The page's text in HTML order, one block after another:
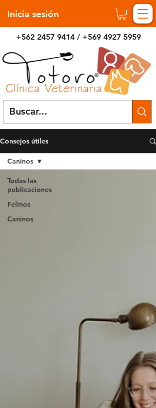
Inicia sesión
+562 2457 9414 / +569 4927 5959
Consejos útiles
Todas las
publicaciones
Felinos
Caninos
Caninos